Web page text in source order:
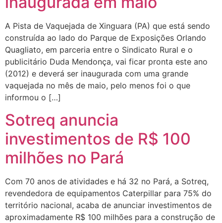
A Pista de Vaquejada de Xinguara (PA) que está sendo
construída ao lado do Parque de Exposições Orlando
Quagliato, em parceria entre o Sindicato Rural e o
publicitário Duda Mendonça, vai ficar pronta este ano
(2012) e deverá ser inaugurada com uma grande
vaquejada no mês de maio, pelo menos foi o que
informou o […]
Sotreq anuncia
investimentos de R$ 100
milhões no Pará
Com 70 anos de atividades e há 32 no Pará, a Sotreq,
revendedora de equipamentos Caterpillar para 75% do
território nacional, acaba de anunciar investimentos de
aproximadamente R$ 100 milhões para a construção de